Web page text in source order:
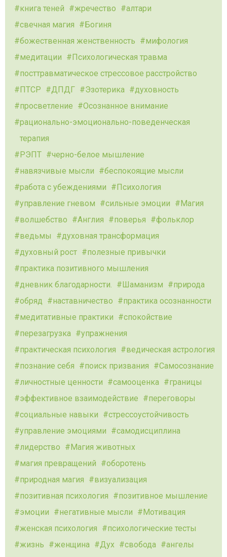
книга теней
жречество
алтари
свечная магия
Богиня
божественная женственность
мифология
медитации
Психологическая травма
посттравматическое стрессовое расстройство
ПТСР
ДПДГ Эзотерика
духовность
просветление
Осознанное внимание
рационально-эмоционально-поведенческая
терапия
РЭПТ
черно-белое мышление
навязчивые мысли
беспокоящие мысли
работа с убеждениями
Психология
управление гневом
сильные эмоции
Магия
волшебство
Англия поверья
фольклор
ведьмы
духовная трансформация
духовный рост
полезные привычки
практика позитивного мышления
дневник благодарности.
Шаманизм
природа
обряд
наставничество
практика осознанности
медитативные практики
спокойствие
перезагрузка
упражнения
практическая психология
ведическая астрология
познание себя
поиск призвания
Самосознание
личностные ценности
самооценка
границы
эффективное взаимодействие
переговоры
социальные навыки
стрессоустойчивость
управление эмоциями
самодисциплина
лидерство
Магия животных
магия превращений
оборотень
природная магия
визуализация
позитивная психология
позитивное мышление
эмоции
негативные мысли
Мотивация
женская психология
психологические тесты
жизнь
женщина Дух свобода
ангелы